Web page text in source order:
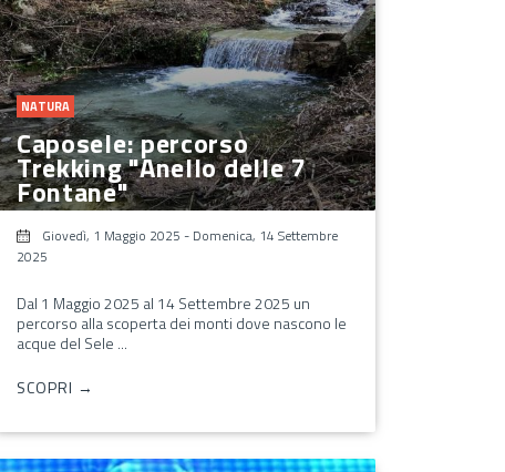
NATURA
Caposele: percorso
Trekking "Anello delle 7
Fontane"
Giovedì, 1 Maggio 2025 - Domenica, 14 Settembre
2025
Dal 1 Maggio 2025 al 14 Settembre 2025 un
percorso alla scoperta dei monti dove nascono le
acque del Sele ...
SCOPRI →